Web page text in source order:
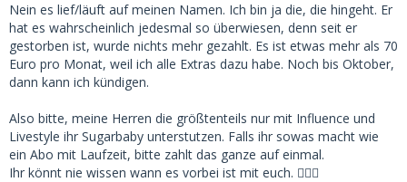
Nein es lief/läuft auf meinen Namen. Ich bin ja die, die hingeht. Er
hat es wahrscheinlich jedesmal so überwiesen, denn seit er
gestorben ist, wurde nichts mehr gezahlt. Es ist etwas mehr als 70
Euro pro Monat, weil ich alle Extras dazu habe. Noch bis Oktober,
dann kann ich kündigen.
Also bitte, meine Herren die größtenteils nur mit Influence und
Livestyle ihr Sugarbaby unterstutzen. Falls ihr sowas macht wie
ein Abo mit Laufzeit, bitte zahlt das ganze auf einmal.
Ihr könnt nie wissen wann es vorbei ist mit euch. 🤷🏻‍♀️